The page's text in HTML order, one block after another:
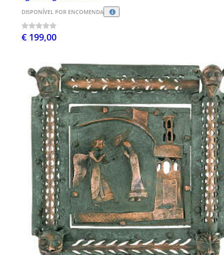
DISPONÍVEL POR ENCOMENDA
€ 199,00